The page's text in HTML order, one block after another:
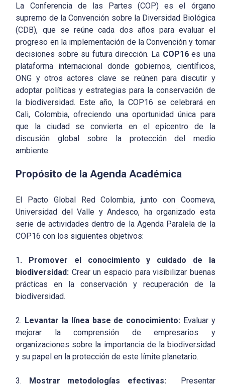
La Conferencia de las Partes (COP) es el órgano
supremo de la Convención sobre la Diversidad Biológica
(CDB), que se reúne cada dos años para evaluar el
progreso en la implementación de la Convención y tomar
decisiones sobre su futura dirección. La COP16es una
plataforma internacional donde gobiernos, científicos,
ONG y otros actores clave se reúnen para discutir y
adoptar políticas y estrategias para la conservación de
la biodiversidad. Este año, la COP16 se celebrará en
Cali, Colombia, ofreciendo una oportunidad única para
que la ciudad se convierta en el epicentro de la
discusión global sobre la protección del medio
ambiente.
Propósito de la Agenda Académica
El Pacto Global Red Colombia, junto con Coomeva,
Universidad del Valle y Andesco, ha organizado esta
serie de actividades dentro de la Agenda Paralela de la
COP16 con los siguientes objetivos:
1. Promover el conocimiento y cuidado de la
biodiversidad: Crear un espacio para visibilizar buenas
prácticas en la conservación y recuperación de la
biodiversidad.
2. Levantar la línea base de conocimiento: Evaluar y
mejorar la comprensión de empresarios y
organizaciones sobre la importancia de la biodiversidad
y su papel en la protección de este límite planetario.
3. Mostrar metodologías efectivas:Presentar